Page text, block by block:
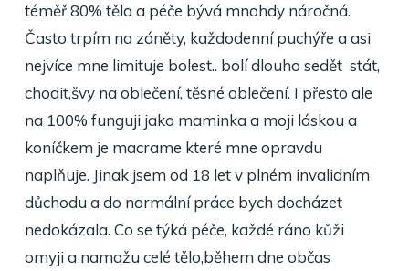
téměř 80% těla a péče bývá mnohdy náročná.
Často trpím na záněty, každodenní puchýře a asi
nejvíce mne limituje bolest.. bolí dlouho sedět stát,
chodit,švy na oblečení, těsné oblečení. I přesto ale
na 100% funguji jako maminka a moji láskou a
koníčkem je macrame které mne opravdu
naplňuje. Jinak jsem od 18 let v plném invalidním
důchodu a do normální práce bych docházet
nedokázala. Co se týká péče, každé ráno kůži
omyji a namažu celé tělo,během dne občas